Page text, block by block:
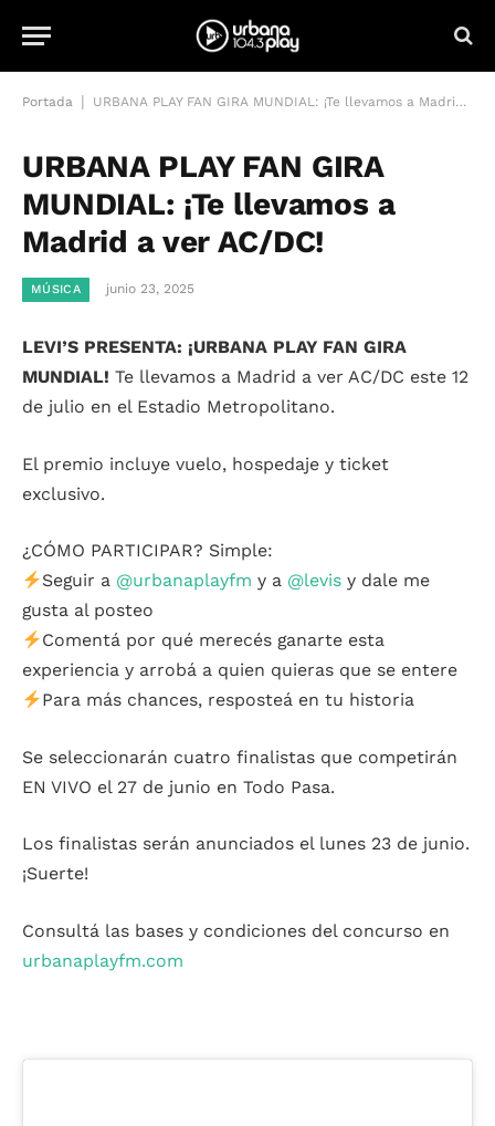
Portada URBANA PLAY FAN GIRA MUNDIAL: ¡Te llevamos a Madrid a ver AC/DC!
URBANA PLAY FAN GIRA
MUNDIAL: ¡Te llevamos a
Madrid a ver AC/DC!
MÚSICA junio 23, 2025
LEVI’S PRESENTA: ¡URBANA PLAY FAN GIRA
MUNDIAL! Te llevamos a Madrid a ver AC/DC este 12
de julio en el Estadio Metropolitano.
El premio incluye vuelo, hospedaje y ticket
exclusivo.
¿CÓMO PARTICIPAR? Simple:
Seguir a @urbanaplayfm y a @levis y dale me
gusta al posteo
Comentá por qué merecés ganarte esta
experiencia y arrobá a quien quieras que se entere
Para más chances, resposteá en tu historia
Se seleccionarán cuatro finalistas que competirán
EN VIVO el 27 de junio en Todo Pasa.
Los finalistas serán anunciados el lunes 23 de junio.
¡Suerte!
Consultá las bases y condiciones del concurso en
urbanaplayfm.com